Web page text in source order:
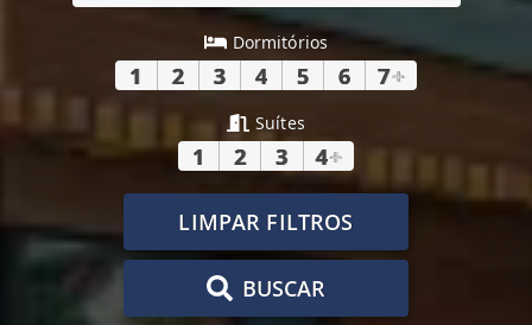
Dormitórios
1 2 3 4 5 6 7+
Suítes
1 2 3 4+
LIMPAR FILTROS
BUSCAR